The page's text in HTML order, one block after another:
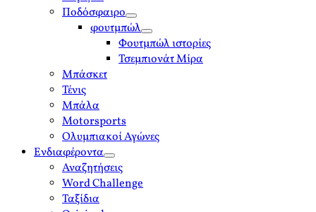
menu
Ποδόσφαιρο
open
menu
φουτμπώλ
open
menu
Φουτμπώλ ιστορίες
Τσεμπιονάτ Μίρα
Μπάσκετ
Τένις
Μπάλα
Motorsports
Ολυμπιακοί Αγώνες
Ενδιαφέροντα
open
menu
Αναζητήσεις
Word Challenge
Ταξίδια